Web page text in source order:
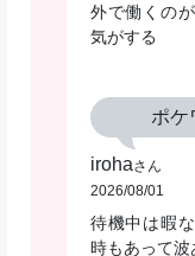
外で働くの
気がする
ポケ
irohaさん
2026/08/01
待機中は暇
時もあって波